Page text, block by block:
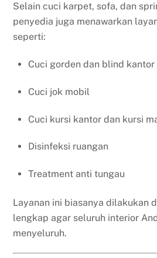
Selain cuci karpet, sofa, dan
penyedia juga menawarkan
seperti:
Cuci gorden dan blind kantor
Cuci jok mobil
Cuci kursi kantor dan kursi
Disinfeksi ruangan
Treatment anti tungau
Layanan ini biasanya dilakukan
lengkap agar seluruh interior
menyeluruh.